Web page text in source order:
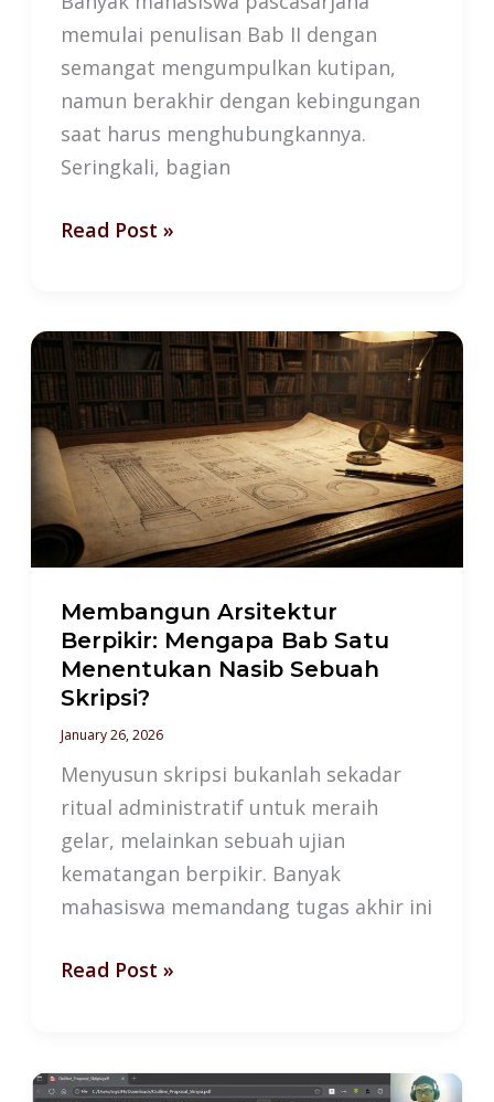
memulai penulisan Bab II dengan
semangat mengumpulkan kutipan,
namun berakhir dengan kebingungan
saat harus menghubungkannya.
Seringkali, bagian
Read Post »
Membangun Arsitektur
Berpikir: Mengapa Bab Satu
Menentukan Nasib Sebuah
Skripsi?
January 26, 2026
Menyusun skripsi bukanlah sekadar
ritual administratif untuk meraih
gelar, melainkan sebuah ujian
kematangan berpikir. Banyak
mahasiswa memandang tugas akhir ini
Membangun
Arsitektur
Berpikir:
Mengapa
Bab
Satu
Menentukan
Sebuah
Skripsi?
Read Post »
5